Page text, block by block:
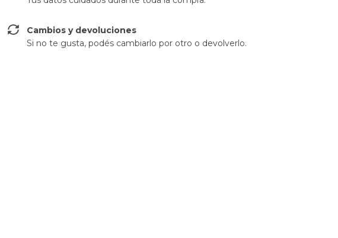
Cambios y devoluciones
Si no te gusta, podés cambiarlo por otro o devolverlo.